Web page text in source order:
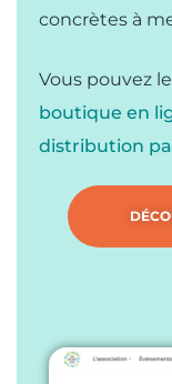
concrètes à
Vous pouvez
boutique en
distribution